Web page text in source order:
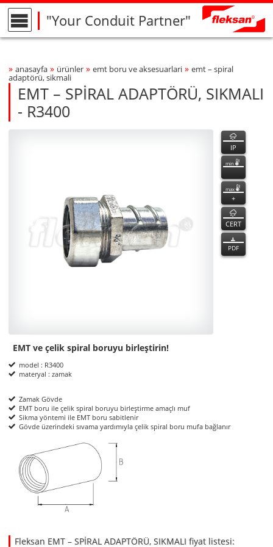
"Your Conduit Partner"
Breadcrumbs Navigation
» anasayfa » ürünler » emt boru ve aksesuarlari » emt – spi̇ral
adaptörü, sikmali
EMT – SPİRAL ADAPTÖRÜ, SIKMALI
- R3400
R3400
R3400 özellikler
IP
min
max
+
CERT
PDF
Product Informations
EMT ve çelik spiral boruyu birleştirin!
model : R3400
materyal : zamak
Zamak Gövde
EMT boru ile çelik spiral boruyu birleştirme amaçlı muf
Sikma yöntemi ile EMT boru sabitlenir
Gövde üzerindeki sıvama yardımıyla çelik spiral boru mufa bağlanır
ölçüler
Fleksan EMT – SPİRAL ADAPTÖRÜ, SIKMALI fiyat listesi: